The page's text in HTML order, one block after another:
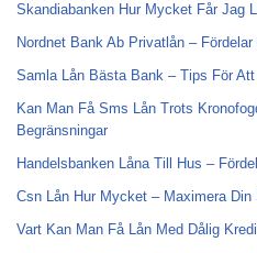
Skandiabanken Hur Mycket Får Jag
Nordnet Bank Ab Privatlån –
Samla Lån Bästa Bank – Tips För
Kan Man Få Sms Lån Trots
Begränsningar
Handelsbanken Låna Till Hus –
Csn Lån Hur Mycket – Maximera Din
Vart Kan Man Få Lån Med Dålig